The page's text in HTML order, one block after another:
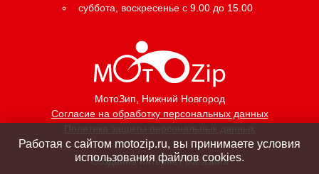
МотоЗип, Нижний Новгород
Согласие на обработку персональных данных
Политика защиты персональных данных
суббота, воскресенье с 9.00 до 15.00
Создание интернет магазина
Работая с сайтом motozip.ru, вы принимаете условия
использования файлов cookies.